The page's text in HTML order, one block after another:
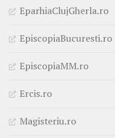
EparhiaClujGherla.ro
EpiscopiaBucuresti.ro
EpiscopiaMM.ro
Ercis.ro
Magisteriu.ro